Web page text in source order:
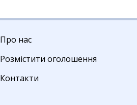
Про нас
Розмістити оголошення
Контакти